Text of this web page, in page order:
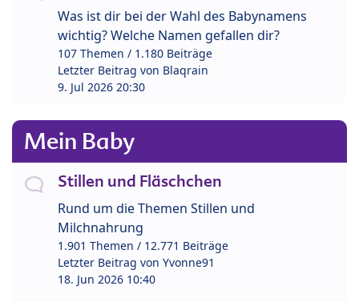
Was ist dir bei der Wahl des Babynamens
wichtig? Welche Namen gefallen dir?
107 Themen / 1.180 Beiträge
Letzter Beitrag von Blaqrain
9. Jul 2026 20:30
Mein Baby
Stillen und Fläschchen
Rund um die Themen Stillen und
Milchnahrung
1.901 Themen / 12.771 Beiträge
Letzter Beitrag von Yvonne91
18. Jun 2026 10:40